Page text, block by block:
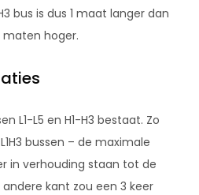
bus is dus 1 maat langer dan
hoger.
L1-L5 en H1-H3 bestaat. Zo
bussen – de maximale
in verhouding staan tot de
kant zou een 3 keer